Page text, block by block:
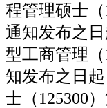
程管理硕士
通知发布之
型工商管理
知发布之日
士（125300